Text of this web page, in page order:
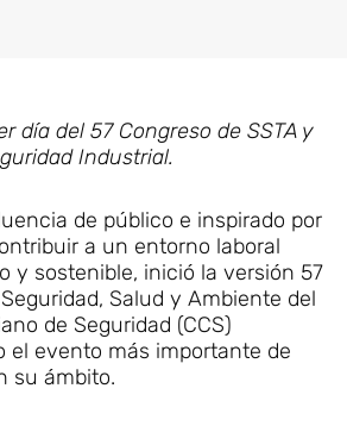
día del 57 Congreso de SSTA y
Industrial.
de público e inspirado por
a un entorno laboral
y sostenible, inició la versión 57
Salud y Ambiente del
de Seguridad (CCS)
el evento más importante de
su ámbito.